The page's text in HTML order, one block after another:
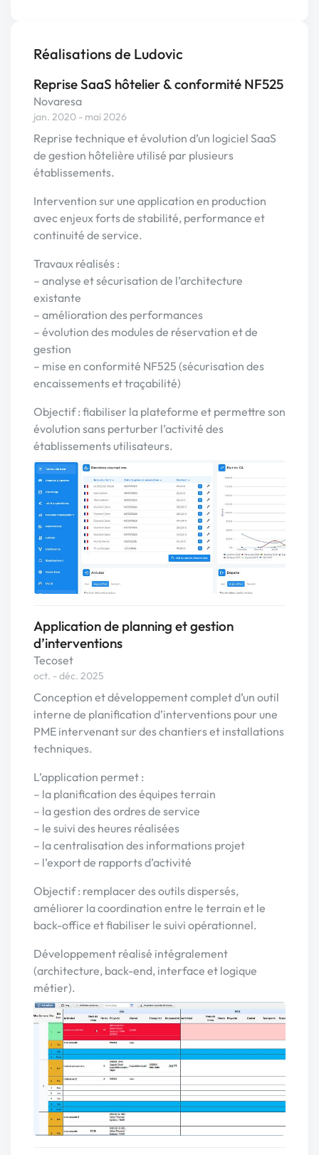
Réalisations de Ludovic
Reprise SaaS hôtelier & conformité NF525
Novaresa
jan. 2020 - mai 2026
Reprise technique et évolution d’un logiciel SaaS
de gestion hôtelière utilisé par plusieurs
établissements.
Intervention sur une application en production
avec enjeux forts de stabilité, performance et
continuité de service.
Travaux réalisés :
– analyse et sécurisation de l’architecture
existante
– amélioration des performances
– évolution des modules de réservation et de
gestion
– mise en conformité NF525 (sécurisation des
encaissements et traçabilité)
Objectif : fiabiliser la plateforme et permettre son
évolution sans perturber l’activité des
établissements utilisateurs.
Application de planning et gestion
d’interventions
Tecoset
oct. - déc. 2025
Conception et développement complet d’un outil
interne de planification d’interventions pour une
PME intervenant sur des chantiers et installations
techniques.
L’application permet :
– la planification des équipes terrain
– la gestion des ordres de service
– le suivi des heures réalisées
– la centralisation des informations projet
– l’export de rapports d’activité
Objectif : remplacer des outils dispersés,
améliorer la coordination entre le terrain et le
back-office et fiabiliser le suivi opérationnel.
Développement réalisé intégralement
(architecture, back-end, interface et logique
métier).